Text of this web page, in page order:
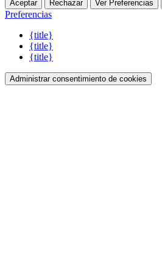
Aceptar Rechazar Ver Preferencias
Preferencias
{title}
{title}
{title}
Administrar consentimiento de cookies